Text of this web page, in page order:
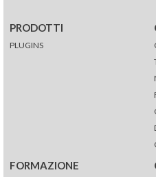
PRODOTTI
PLUGINS
FORMAZIONE